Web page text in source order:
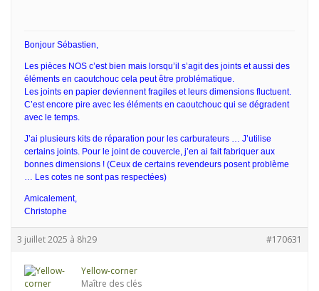
Bonjour Sébastien,
Les pièces NOS c’est bien mais lorsqu’il s’agit des joints et aussi des
éléments en caoutchouc cela peut être problématique.
Les joints en papier deviennent fragiles et leurs dimensions fluctuent.
C’est encore pire avec les éléments en caoutchouc qui se dégradent
avec le temps.
J’ai plusieurs kits de réparation pour les carburateurs … J’utilise
certains joints. Pour le joint de couvercle, j’en ai fait fabriquer aux
bonnes dimensions ! (Ceux de certains revendeurs posent problème
… Les cotes ne sont pas respectées)
Amicalement,
Christophe
3 juillet 2025 à 8h29 #170631
Yellow-corner
Maître des clés